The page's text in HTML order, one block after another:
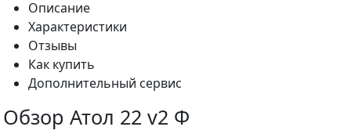
Описание
Характеристики
Отзывы
Как купить
Дополнительный сервис
Обзор Атол 22 v2 Ф